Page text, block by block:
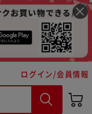
ログイン/会員情報